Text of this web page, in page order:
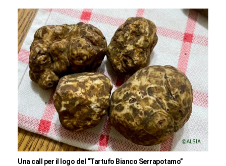
Una call per il logo del “Tartufo Bianco Serrapotamo”